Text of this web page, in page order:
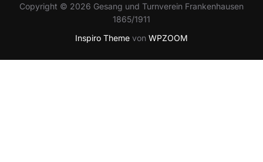
Copyright © 2026 Gesang und Turnverein Frankenhausen
1865/1911
Inspiro Theme von WPZOOM